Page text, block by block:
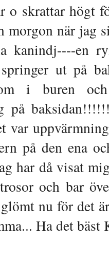
o skrattar högt
morgon när jag
kanindj----en
ut på
i buren
på
var
på den ena
har då visat
och bar
nu för det
Ha det bäst